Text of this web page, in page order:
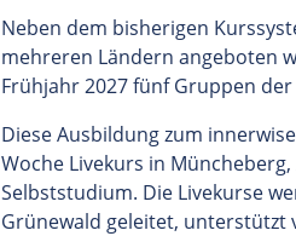
Neben dem bisherigen
mehreren Ländern angeboten
Frühjahr 2027 fünf Gruppen
Diese Ausbildung zum
Woche Livekurs in
Selbststudium. Die Livekurse
Grünewald geleitet, unterstützt